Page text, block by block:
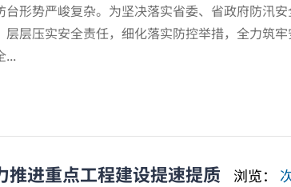
势严峻复杂。为坚决落实省委、省政府防汛安
层层压实安全责任，细化落实防控举措，全
...
进重点工程建设提速提质 浏览：